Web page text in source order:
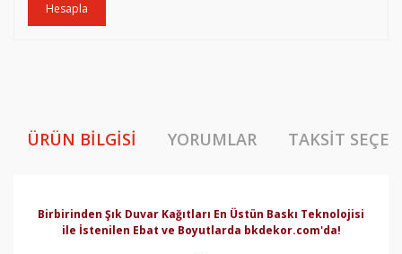
Hesapla
ÜRÜN BILGISI YORUMLAR TAKSIT
Birbirinden Şık Duvar Kağıtları En Üstün Baskı Teknolojisi
ile İstenilen Ebat ve Boyutlarda bkdekor.com'da!